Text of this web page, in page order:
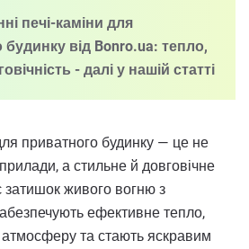
печі-каміни для
будинку від Bonro.ua: тепло,
- далі у нашій статті
приватного будинку — це не
а стильне й довговічне
затишок живого вогню з
ефективне тепло,
та стають яскравим